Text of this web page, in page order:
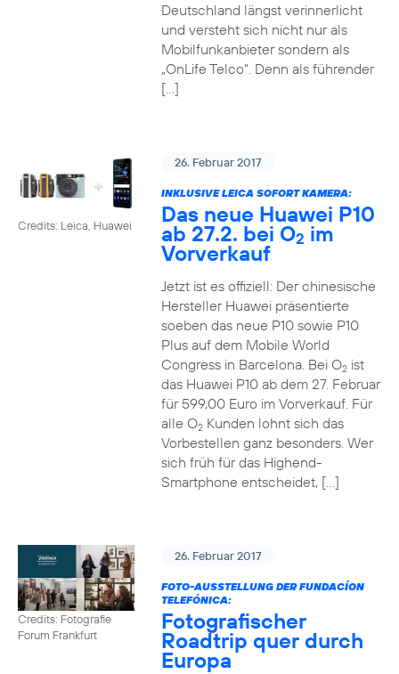
Deutschland längst verinnerlicht
und versteht sich nicht nur als
Mobilfunkanbieter sondern als
„OnLife Telco“. Denn als führender
[…]
Credits: Leica, Huawei
26. Februar 2017
INKLUSIVE LEICA SOFORT KAMERA:
Das neue Huawei P10
ab 27.2. bei O2 im
Vorverkauf
Jetzt ist es offiziell: Der chinesische
Hersteller Huawei präsentierte
soeben das neue P10 sowie P10
Plus auf dem Mobile World
Congress in Barcelona. Bei O2ist
das Huawei P10 ab dem 27. Februar
für 599,00 Euro im Vorverkauf. Für
alle O2Kunden lohnt sich das
Vorbestellen ganz besonders. Wer
sich früh für das Highend-
Smartphone entscheidet, […]
Credits: Fotografie
Forum Frankfurt
26. Februar 2017
FOTO-AUSSTELLUNG DER FUNDACÍON
TELEFÓNICA:
Fotografischer
Roadtrip quer durch
Europa